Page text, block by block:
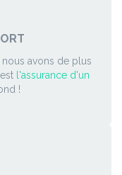
avons de plus
l'assurance d'un
!